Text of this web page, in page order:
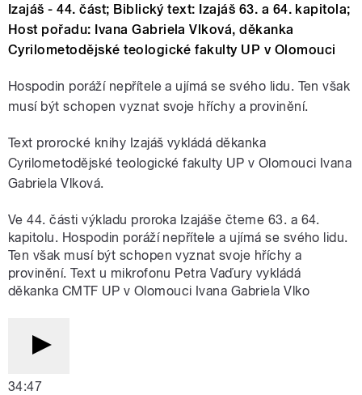
Izajáš - 44. část; Biblický text: Izajáš 63. a 64. kapitola;
Host pořadu: Ivana Gabriela Vlková, děkanka
Cyrilometodějské teologické fakulty UP v Olomouci
Hospodin poráží nepřítele a ujímá se svého lidu. Ten však
musí být schopen vyznat svoje hříchy a provinění.
Text prorocké knihy Izajáš vykládá děkanka
Cyrilometodějské teologické fakulty UP v Olomouci Ivana
Gabriela Vlková.
Ve 44. části výkladu proroka Izajáše čteme 63. a 64.
kapitolu. Hospodin poráží nepřítele a ujímá se svého lidu.
Ten však musí být schopen vyznat svoje hříchy a
provinění. Text u mikrofonu Petra Vaďury vykládá
děkanka CMTF UP v Olomouci Ivana Gabriela Vlko
34:47